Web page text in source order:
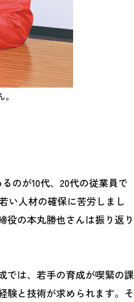
のが10代、20代の従業員で
い人材の確保に苦労しまし
役の本丸勝也さんは振り返り
では、若手の育成が喫緊の課
験と技術が求められます。そ